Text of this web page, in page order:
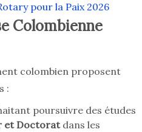
pour la Paix 2026
Colombienne
colombien proposent
:
poursuivre des études
et Doctoratdans les